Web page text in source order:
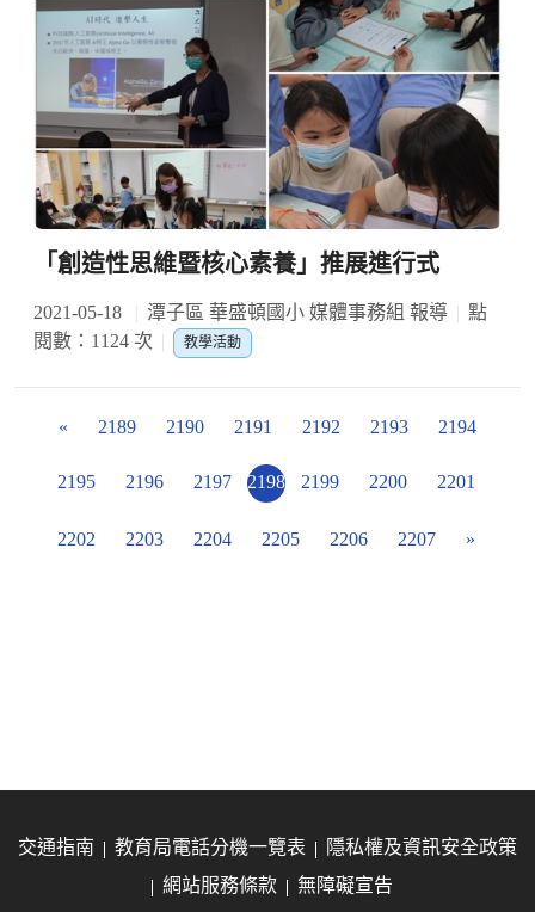
「創造性思維暨核心素養」推展進行式
2021-05-18 潭子區 華盛頓國小 媒體事務組 報導
點
閱數：1124 次
教學活動
« 2189 2190 2191 2192 2193 2194
2195 2196 2197 2198 2199 2200 2201
2202 2203 2204 2205 2206 2207 »
交通指南 教育局電話分機一覽表
隱私權及資訊安全政策
網站服務條款
無障礙宣告